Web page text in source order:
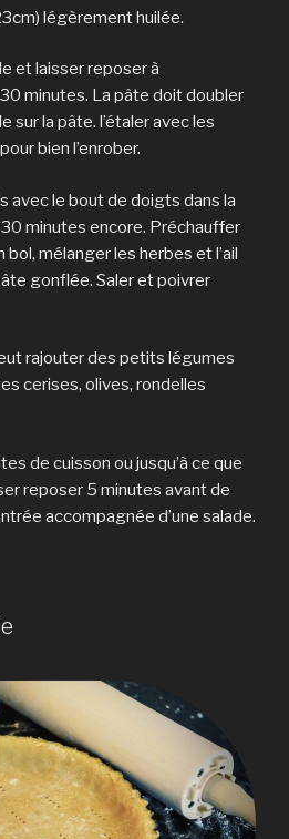
légèrement huilée.
et laisser reposer à
minutes. La pâte doit doubler
sur la pâte. l’étaler avec les
bien l’enrober.
avec le bout de doigts dans la
minutes encore. Préchauffer
bol, mélanger les herbes et l’ail
gonflée. Saler et poivrer
rajouter des petits légumes
cerises, olives, rondelles
de cuisson ou jusqu’à ce que
reposer 5 minutes avant de
accompagnée d’une salade.